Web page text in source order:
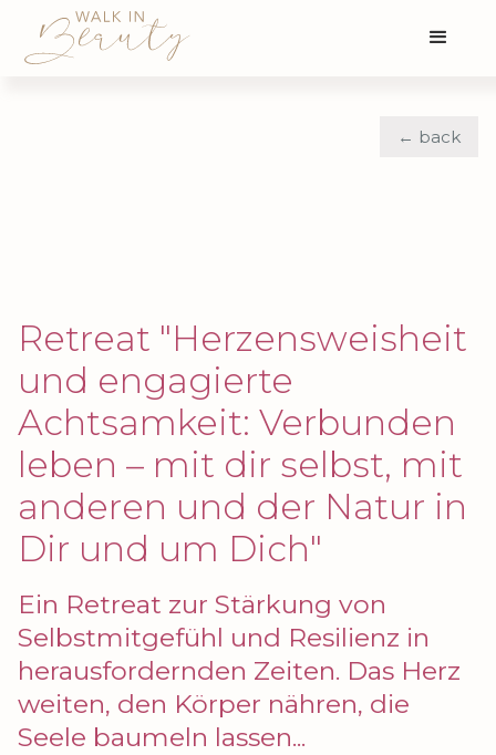
← back
Retreat "Herzensweisheit
und engagierte
Achtsamkeit: Verbunden
leben – mit dir selbst, mit
anderen und der Natur in
Dir und um Dich"
Ein Retreat zur Stärkung von
Selbstmitgefühl und Resilienz in
herausfordernden Zeiten. Das Herz
weiten, den Körper nähren, die
Seele baumeln lassen...